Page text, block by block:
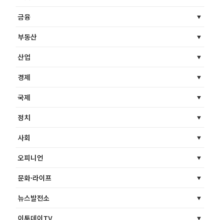
금융
부동산
산업
경제
국제
정치
사회
오피니언
문화·라이프
뉴스발전소